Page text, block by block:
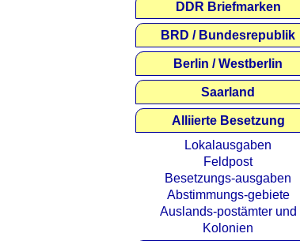
DDR Briefmarken
BRD / Bundesrepublik
Berlin / Westberlin
Saarland
Alliierte Besetzung
Lokalausgaben
Feldpost
Besetzungs-ausgaben
Abstimmungs-gebiete
Auslands-postämter und
Kolonien